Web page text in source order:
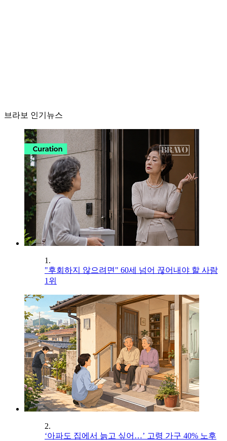
브라보 인기뉴스
1.
"후회하지 않으려면" 60세 넘어 끊어내야 할 사람
1위
2.
‘아파도 집에서 늙고 싶어…’ 고령 가구 40% 노후